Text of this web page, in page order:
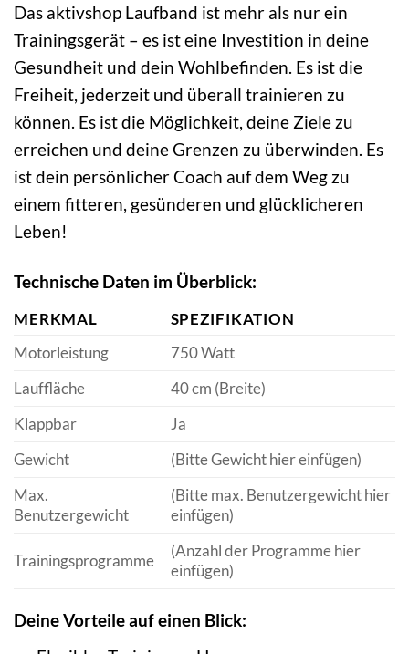
Das aktivshop Laufband ist mehr als nur ein
Trainingsgerät – es ist eine Investition in deine
Gesundheit und dein Wohlbefinden. Es ist die
Freiheit, jederzeit und überall trainieren zu
können. Es ist die Möglichkeit, deine Ziele zu
erreichen und deine Grenzen zu überwinden. Es
ist dein persönlicher Coach auf dem Weg zu
einem fitteren, gesünderen und glücklicheren
Leben!
Technische Daten im Überblick:
MERKMAL
SPEZIFIKATION
Motorleistung
750 Watt
Lauffläche
40 cm (Breite)
Klappbar
Ja
Gewicht
(Bitte Gewicht hier einfügen)
Max.
Benutzergewicht
(Bitte max. Benutzergewicht hier
einfügen)
Trainingsprogramme
(Anzahl der Programme hier
einfügen)
Deine Vorteile auf einen Blick: